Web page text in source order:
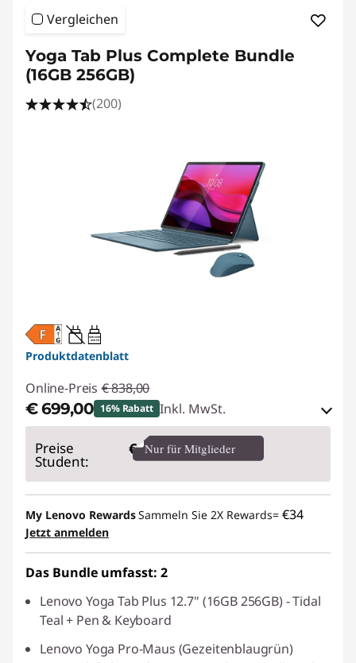
Vergleichen
Yoga Tab Plus Complete Bundle
(16GB 256GB)
(200)
20W-60W
USB PD
Produktdatenblatt
Online-Preis € 838,00
€ 699,00 16% Rabatt Inkl. MwSt.
eCoupon-Rabatt :-€ 139,00
eCoupon :BACKTOSCHOOL
Der eCoupon ist auf Einheiten mit 10 begrenzt.
Preise
Student:
€ Nur für Mitglieder
My Lenovo RewardsSammeln Sie 2X Rewards= €34
Jetzt anmelden
Das Bundle umfasst: 2
Lenovo Yoga Tab Plus 12.7" (16GB 256GB) - Tidal
Teal + Pen & Keyboard
Lenovo Yoga Pro-Maus (Gezeitenblaugrün)